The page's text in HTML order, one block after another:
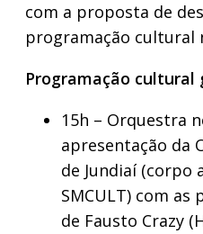
com a proposta de
programação cultural
Programação cultural
15h – Orquestra
apresentação da
de Jundiaí
SMCULT) com as
de Fausto Crazy